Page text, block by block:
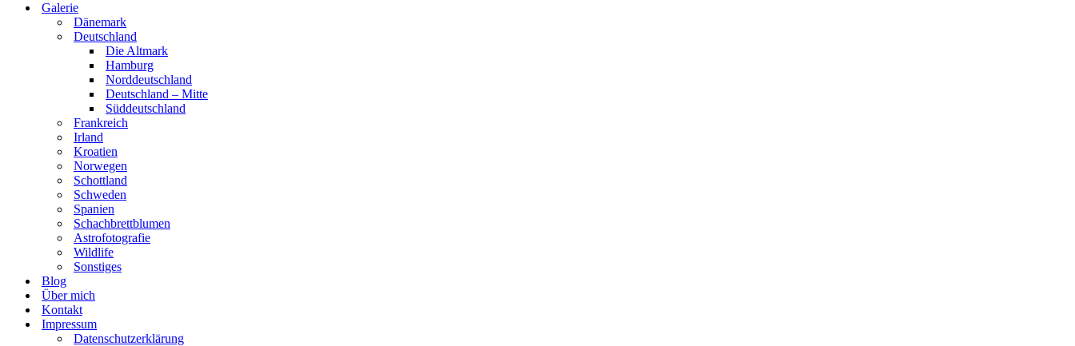
Galerie
Dänemark
Deutschland
Die Altmark
Hamburg
Norddeutschland
Deutschland – Mitte
Süddeutschland
Frankreich
Irland
Kroatien
Norwegen
Schottland
Schweden
Spanien
Schachbrettblumen
Astrofotografie
Wildlife
Sonstiges
Blog
Über mich
Kontakt
Impressum
Datenschutzerklärung